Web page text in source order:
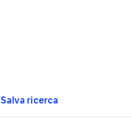
Salva ricerca